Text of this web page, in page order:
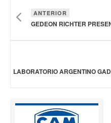
ANTERIOR